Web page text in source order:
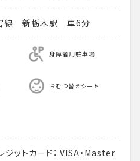
線 新栃木駅 車6分
身障者用駐車場
おむつ替えシート
ットカード： VISA・Master